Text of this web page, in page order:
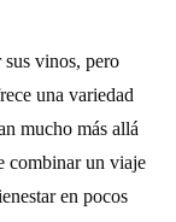
vinos, pero
una variedad
mucho más allá
combinar un viaje
en pocos